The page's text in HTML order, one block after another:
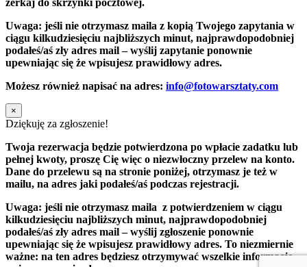
Uwaga: jeśli nie otrzymasz maila z kopią Twojego zapytania w
ciągu kilkudziesięciu najbliższych minut, najprawdopodobniej
podałeś/aś zły adres mail – wyślij zapytanie ponownie
upewniając się że wpisujesz prawidłowy adres.
Możesz również napisać na adres: info@fotowarsztaty.com
×
Dziękuję za zgłoszenie!
Twoja rezerwacja będzie potwierdzona po wpłacie zadatku lub
pełnej kwoty, proszę Cię więc o niezwłoczny przelew na konto.
Dane do przelewu są na stronie poniżej, otrzymasz je też w
mailu, na adres jaki podałeś/aś podczas rejestracji.
Uwaga: jeśli nie otrzymasz maila z potwierdzeniem w ciągu
kilkudziesięciu najbliższych minut, najprawdopodobniej
podałeś/aś zły adres mail – wyślij zgłoszenie ponownie
upewniając się że wpisujesz prawidłowy adres. To niezmiernie
ważne: na ten adres będziesz otrzymywać wszelkie informacje